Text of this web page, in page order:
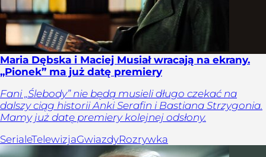
Maria Dębska i Maciej Musiał wracają na ekrany.
„Pionek” ma już datę premiery
Fani „Ślebody” nie będą musieli długo czekać na
dalszy ciąg historii Anki Serafin i Bastiana Strzygonia.
Mamy już datę premiery kolejnej odsłony.
SerialeTelewizjaGwiazdyRozrywka